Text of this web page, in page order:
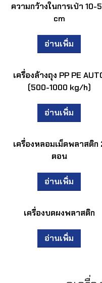
ความกว้างในการเป่า 10-
cm
อ่านเพิ่ม
เครื่องล้างถุง PP PE
(500-1000 kg/h)
อ่านเพิ่ม
เครื่องหลอมเม็ดพลาสติก
ตอน
อ่านเพิ่ม
เครื่องบดผงพลาสติก
อ่านเพิ่ม